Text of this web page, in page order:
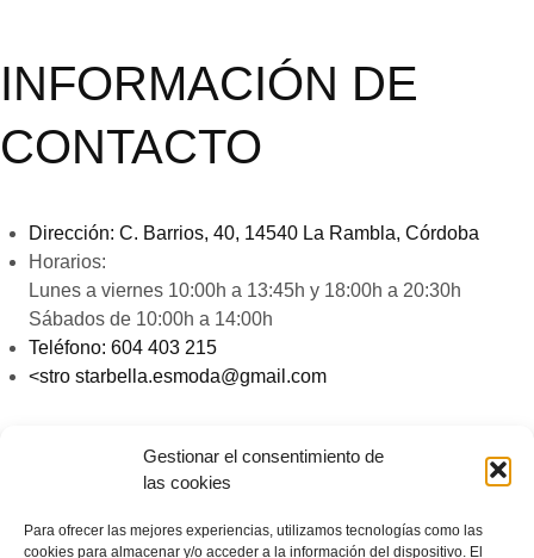
Gestionar el consentimiento de
las cookies
Para ofrecer las mejores experiencias, utilizamos tecnologías como las
cookies para almacenar y/o acceder a la información del dispositivo. El
INFORMACIÓN DE
CONTACTO
Dirección: C. Barrios, 40, 14540 La Rambla, Córdoba
Horarios:
Lunes a viernes 10:00h a 13:45h y 18:00h a 20:30h
Sábados de 10:00h a 14:00h
Teléfono: 604 403 215
<stro starbella.esmoda@gmail.com
LEGAL